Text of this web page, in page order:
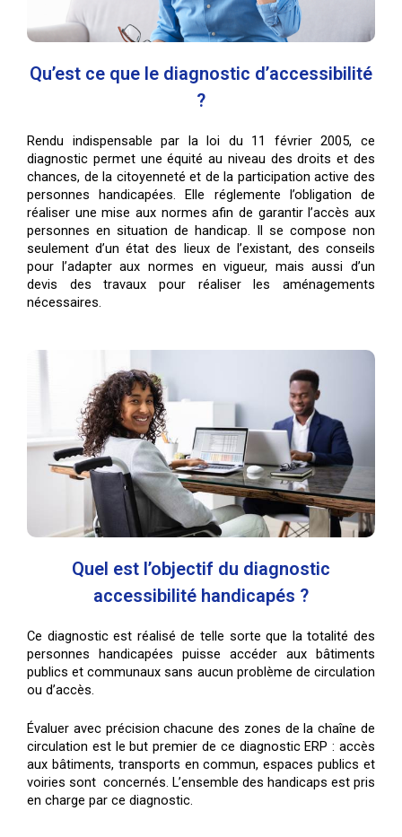
Qu’est ce que le diagnostic d’accessibilité
?
Rendu indispensable par la loi du 11 février 2005, ce
diagnostic permet une équité au niveau des droits et des
chances, de la citoyenneté et de la participation active des
personnes handicapées. Elle réglemente l’obligation de
réaliser une mise aux normes afin de garantir l’accès aux
personnes en situation de handicap. Il se compose non
seulement d’un état des lieux de l’existant, des conseils
pour l’adapter aux normes en vigueur, mais aussi d’un
devis des travaux pour réaliser les aménagements
nécessaires.
Quel est l’objectif du diagnostic
accessibilité handicapés ?
Ce diagnostic est réalisé de telle sorte que la totalité des
personnes handicapées puisse accéder aux bâtiments
publics et communaux sans aucun problème de circulation
ou d’accès.
Évaluer avec précision chacune des zones de la chaîne de
circulation est le but premier de ce diagnostic ERP : accès
aux bâtiments, transports en commun, espaces publics et
voiries sont concernés. L’ensemble des handicaps est pris
en charge par ce diagnostic.